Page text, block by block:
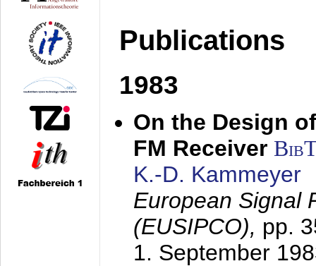
Publications
1983
On the Design
FM Receiver
K.-D. Kammeyer
European Signal
(EUSIPCO), pp.
1. September